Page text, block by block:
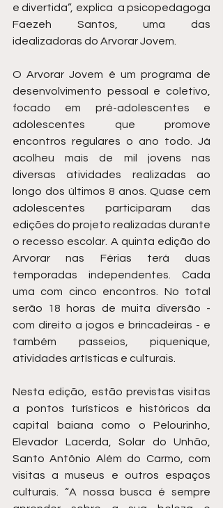
e divertida”, explica  a psicopedagoga
Faezeh Santos, uma das
idealizadoras do Arvorar Jovem.
O Arvorar Jovem é um programa de
desenvolvimento pessoal e coletivo,
focado em pré-adolescentes e
adolescentes que promove
encontros regulares o ano todo. Já
acolheu mais de mil jovens nas
diversas atividades realizadas ao
longo dos últimos 8 anos. Quase cem
adolescentes participaram das
edições do projeto realizadas durante
o recesso escolar. A quinta edição do
Arvorar nas Férias terá duas
temporadas independentes. Cada
uma com cinco encontros. No total
serão 18 horas de muita diversão -
com direito a jogos e brincadeiras - e
também passeios, piquenique,
atividades artísticas e culturais.
Nesta edição, estão previstas visitas
a pontos turísticos e históricos da
capital baiana como o Pelourinho,
Elevador Lacerda, Solar do Unhão,
Santo Antônio Além do Carmo, com
visitas a museus e outros espaços
culturais. “A nossa busca é sempre